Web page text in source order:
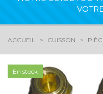
ACCUEIL CUISSON
En stock